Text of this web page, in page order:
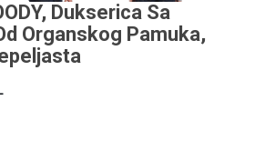
Dukserica Sa
Organskog Pamuka,